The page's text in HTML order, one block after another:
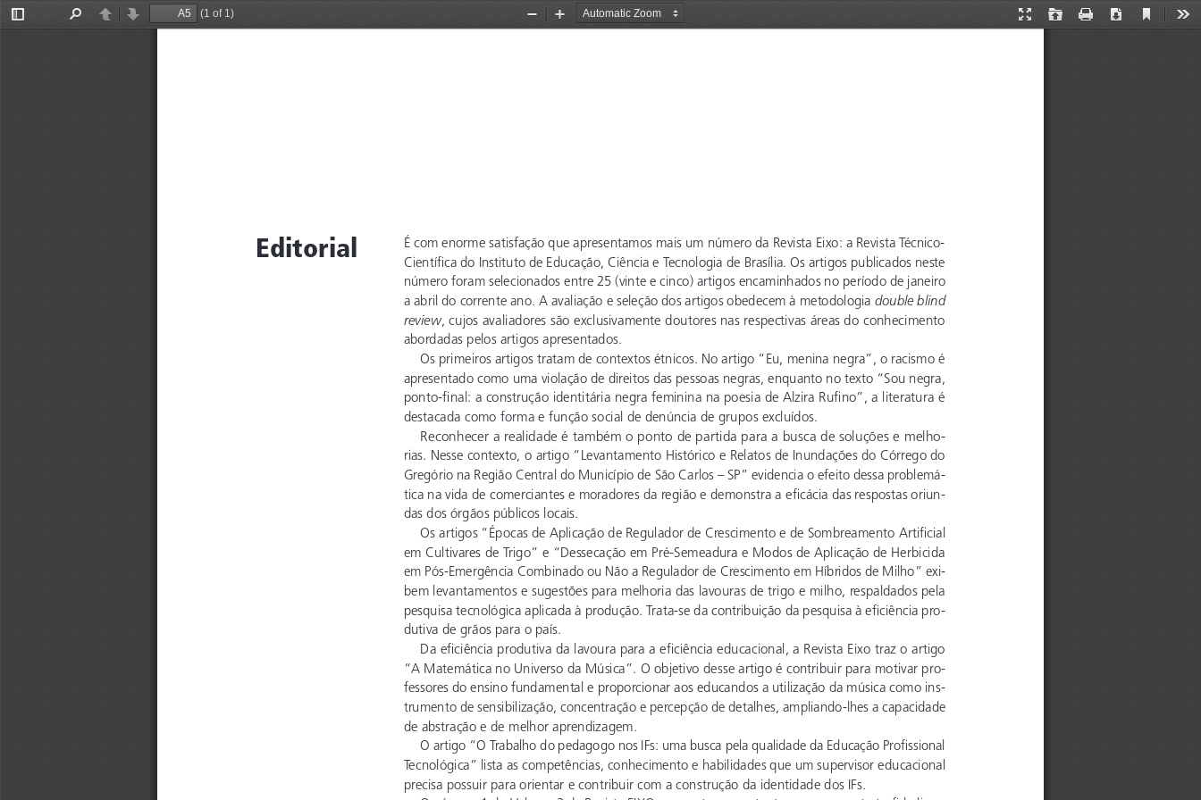
Toggle
PreviousNext
(1 of 1)
Presentation
Open Print Download
Current
Zoom
Zoom
Editorial
É com enorme satisfação que apresentamos mais um número da Revista Eixo: a Revista Técnico-
Científica do Instituto de Educação, Ciência e Tecnologia de Brasília. Os artigos publicados neste
número foram selecionados entre 25 (vinte e cinco) artigos encaminhados no período de janeiro
a abril do corrente ano. A avaliação e seleção dos artigos obedecem à metodologia double blind
review, cujos avaliadores são exclusivamente doutores nas respectivas áreas do conhecimento
abordadas pelos artigos apresentados.
Os primeiros artigos tratam de contextos étnicos. No artigo “Eu, menina negra”, o racismo é
apresentado como uma violação de direitos das pessoas negras, enquanto no texto “Sou negra,
ponto-final: a construção identitária negra feminina na poesia de Alzira Rufino”, a literatura é
destacada como forma e função social de denúncia de grupos excluídos.
Reconhecer a realidade é também o ponto de partida para a busca de soluções e melho-
rias. Nesse contexto, o artigo “Levantamento Histórico e Relatos de Inundações do Córrego do
Gregório na Região Central do Município de São Carlos – SP” evidencia o efeito dessa problemá-
tica na vida de comerciantes e moradores da região e demonstra a eficácia das respostas oriun-
das dos órgãos públicos locais.
Os artigos “Épocas de Aplicação de Regulador de Crescimento e de Sombreamento Artificial
em Cultivares de Trigo” e “Dessecação em Pré-Semeadura e Modos de Aplicação de Herbicida
em Pós-Emergência Combinado ou Não a Regulador de Crescimento em Híbridos de Milho” exi-
bem levantamentos e sugestões para melhoria das lavouras de trigo e milho, respaldados pela
pesquisa tecnológica aplicada à produção. Trata-se da contribuição da pesquisa à eficiência pro-
dutiva de grãos para o país.
Da eficiência produtiva da lavoura para a eficiência educacional, a Revista Eixo traz o artigo
“A Matemática no Universo da Música”. O objetivo desse artigo é contribuir para motivar pro-
fessores do ensino fundamental e proporcionar aos educandos a utilização da música como ins-
trumento de sensibilização, concentração e percepção de detalhes, ampliando-lhes a capacidade
de abstração e de melhor aprendizagem.
O artigo “O Trabalho do pedagogo nos IFs: uma busca pela qualidade da Educação Profissional
Tecnológica” lista as competências, conhecimento e habilidades que um supervisor educacional
precisa possuir para orientar e contribuir com a construção da identidade dos IFs.